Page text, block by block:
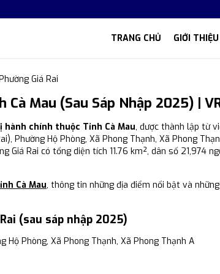
TRANG CHỦ GIỚI THIỆU
Giá Rai
Cà Mau (Sau Sáp Nhập 2025) |
hành chính thuộc Tỉnh Cà Mau, được thành lập từ
Phường Hộ Phòng, Xã Phong Thạnh, Xã Phong
Giá Rai có tổng diện tích 11.76 km², dân số 21,974
Cà Mau, thông tin những địa điểm nổi bật và
(sau sáp nhập 2025)
Hộ Phòng, Xã Phong Thạnh, Xã Phong Thạnh A